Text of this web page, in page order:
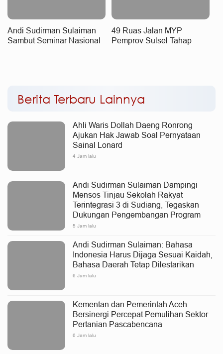
Andi Sudirman Sulaiman
Sambut Seminar Nasional
49 Ruas Jalan MYP
Pemprov Sulsel Tahap
Berita Terbaru Lainnya
Ahli Waris Dollah Daeng Ronrong
Ajukan Hak Jawab Soal Pernyataan
Sainal Lonard
4 Jam lalu
Andi Sudirman Sulaiman Dampingi
Mensos Tinjau Sekolah Rakyat
Terintegrasi 3 di Sudiang, Tegaskan
Dukungan Pengembangan Program
5 Jam lalu
Andi Sudirman Sulaiman: Bahasa
Indonesia Harus Dijaga Sesuai Kaidah,
Bahasa Daerah Tetap Dilestarikan
6 Jam lalu
Kementan dan Pemerintah Aceh
Bersinergi Percepat Pemulihan Sektor
Pertanian Pascabencana
6 Jam lalu